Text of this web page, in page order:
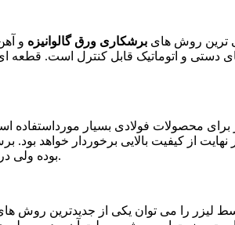
ترین روش‌ های برشکاری ورق گالوانیزه و
دستی و اتوماتیک قابل کنترل است. قطعه‌
محصولات فولادی بسیار مورداستفاده
بوده ولی در موارد خاص برای ضخامت‌ های 300-6 میلی‌ متر نیز استفاده می‌ شود.